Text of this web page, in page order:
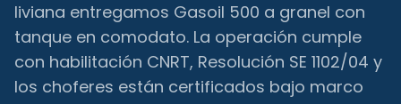
liviana entregamos Gasoil 500 a granel con
tanque en comodato. La operación cumple
con habilitación CNRT, Resolución SE 1102/04 y
los choferes están certificados bajo marco